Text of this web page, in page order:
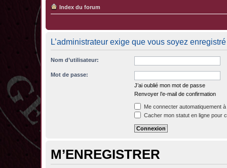
Index du forum
L’administrateur exige que vous soyez
Nom d’utilisateur:
Mot de passe:
J’ai oublié mon mot de passe
Renvoyer l’e-mail de confirmation
Me connecter automatiquement
Cacher mon statut en ligne pour
M’ENREGISTRER